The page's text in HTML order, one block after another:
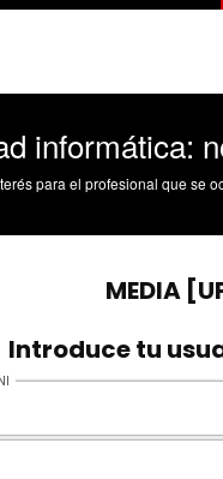
informática: